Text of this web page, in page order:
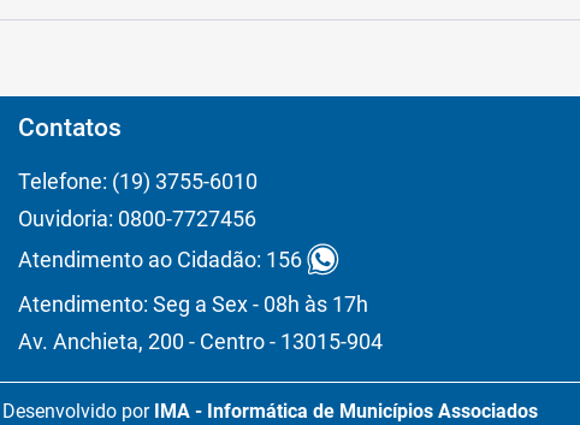
Contatos
Telefone: (19) 3755-6010
Ouvidoria: 0800-7727456
Atendimento ao Cidadão: 156
Atendimento: Seg a Sex - 08h às 17h
Av. Anchieta, 200 - Centro - 13015-904
Desenvolvido por IMA - Informática de Municípios Associados